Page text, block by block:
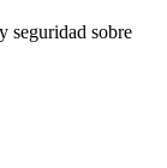
seguridad sobre